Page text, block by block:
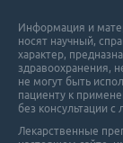
Информация и
носят научный,
характер,
здравоохранения,
не могут быть
пациенту к
без консультации
Лекарственные